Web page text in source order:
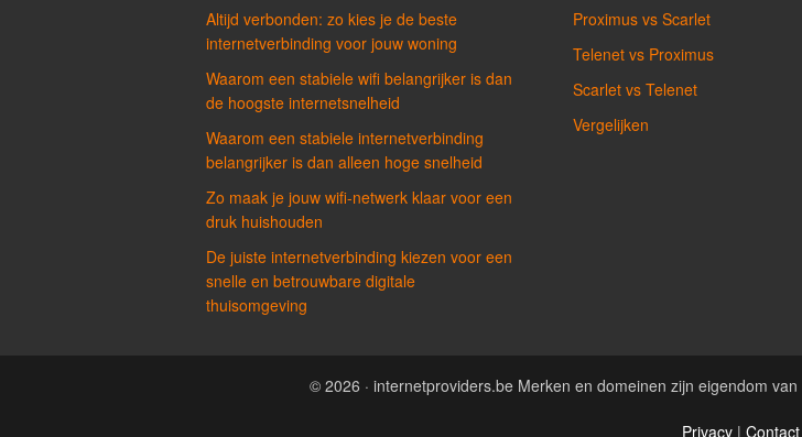
Altijd verbonden: zo kies je de beste
internetverbinding voor jouw woning
Waarom een stabiele wifi belangrijker is dan
de hoogste internetsnelheid
Waarom een stabiele internetverbinding
belangrijker is dan alleen hoge snelheid
Zo maak je jouw wifi-netwerk klaar voor een
druk huishouden
De juiste internetverbinding kiezen voor een
snelle en betrouwbare digitale
thuisomgeving
Proximus vs Scarlet
Telenet vs Proximus
Scarlet vs Telenet
Vergelijken
© 2026 · internetproviders.be Merken en domeinen zijn eigendom van
Privacy | Contact